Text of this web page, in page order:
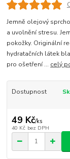
Jemně olejový
a uvolnění stresu.
pokožky. Originální
hydratačních látek
pro ošetření ... celý
Dostupnost
49 Kč/ks
40 Kč bez DPH